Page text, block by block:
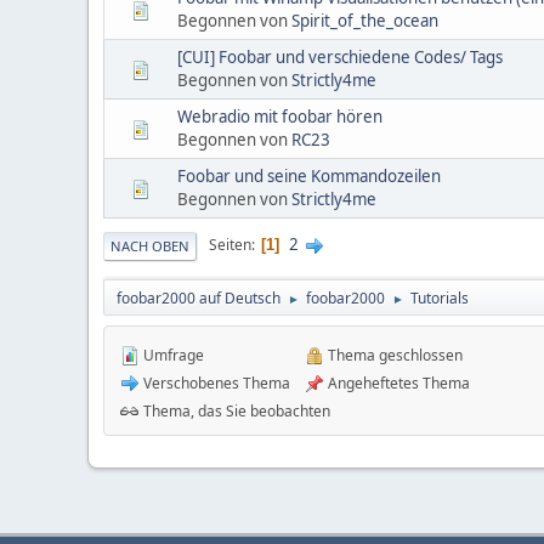
Begonnen vonSpirit_of_the_ocean
[CUI] Foobar und verschiedene Codes/ Tags
Begonnen vonStrictly4me
Webradio mit foobar hören
Begonnen von RC23
Foobar und seine Kommandozeilen
Begonnen vonStrictly4me
NACH OBEN Seiten 1 2
foobar2000 auf Deutsch ► foobar2000 ► Tutorials
Umfrage
Verschobenes Thema
Thema geschlossen
Angeheftetes Thema
Thema, das Sie beobachten